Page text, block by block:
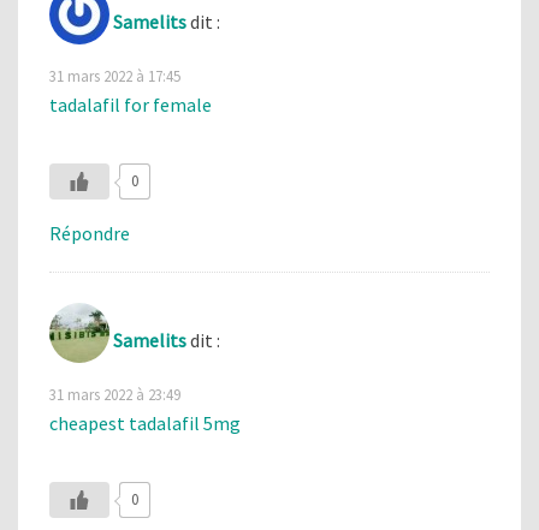
Samelitsdit :
31 mars 2022 à 17:45
tadalafil for female
0
Répondre
Samelitsdit :
31 mars 2022 à 23:49
cheapest tadalafil 5mg
0